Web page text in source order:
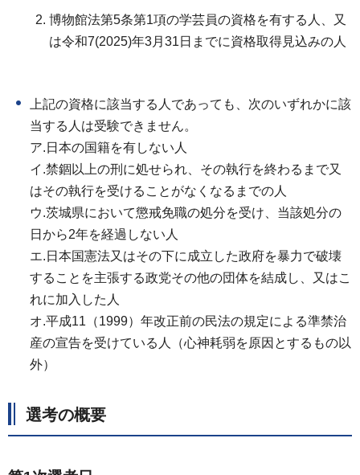
博物館法第5条第1項の学芸員の資格を有する人、又
は令和7(2025)年3月31日までに資格取得見込みの人
上記の資格に該当する人であっても、次のいずれかに該
当する人は受験できません。
ア.日本の国籍を有しない人
イ.禁錮以上の刑に処せられ、その執行を終わるまで又
はその執行を受けることがなくなるまでの人
ウ.茨城県において懲戒免職の処分を受け、当該処分の
日から2年を経過しない人
エ.日本国憲法又はその下に成立した政府を暴力で破壊
することを主張する政党その他の団体を結成し、又はこ
れに加入した人
オ.平成11（1999）年改正前の民法の規定による準禁治
産の宣告を受けている人（心神耗弱を原因とするもの以
外）
選考の概要